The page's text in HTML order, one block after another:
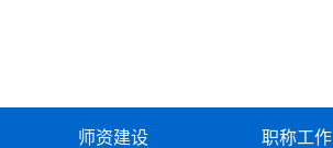
师资建设 职称工作